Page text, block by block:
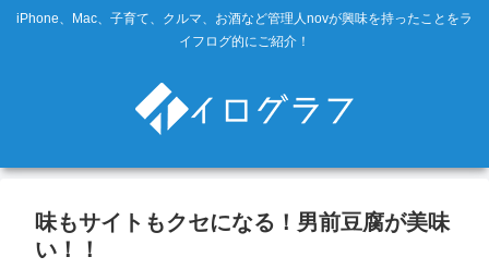
iPhone、Mac、子育て、クルマ、お酒など管理人novが興味を持ったことをラ
イフログ的にご紹介！
味もサイトもクセになる！男前豆腐が美味
い！！